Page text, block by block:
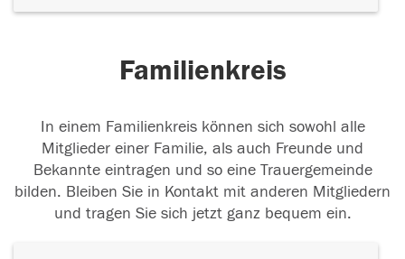
Familienkreis
In einem Familienkreis können sich sowohl alle
Mitglieder einer Familie, als auch Freunde und
Bekannte eintragen und so eine Trauergemeinde
bilden. Bleiben Sie in Kontakt mit anderen Mitgliedern
und tragen Sie sich jetzt ganz bequem ein.